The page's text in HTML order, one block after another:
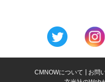
CMNOWについて お問